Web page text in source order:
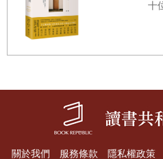
．橙花
．大馬士革玫瑰
．羅馬洋甘菊
．義大利永久花
心輪療癒配方及使用方式
十
關於我們 服務條款 隱私權政策